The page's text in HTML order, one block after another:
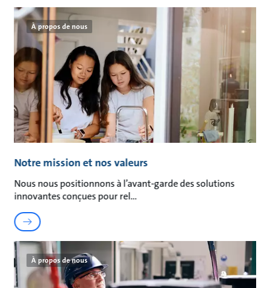
À propos de nous
Notre mission et nos valeurs
Nous nous positionnons à l’avant-garde des solutions
innovantes conçues pour rel
À propos de nous